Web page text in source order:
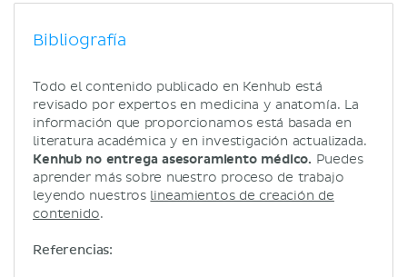
Bibliografía
Todo el contenido publicado en Kenhub está
revisado por expertos en medicina y anatomía. La
información que proporcionamos está basada en
literatura académica y en investigación actualizada.
Kenhub no entrega asesoramiento médico. Puedes
aprender más sobre nuestro proceso de trabajo
leyendo nuestros lineamientos de creación de
contenido.
Referencias: